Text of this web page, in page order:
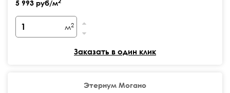
5 993 руб/м
м2
Заказать в один клик
Этернум Могано